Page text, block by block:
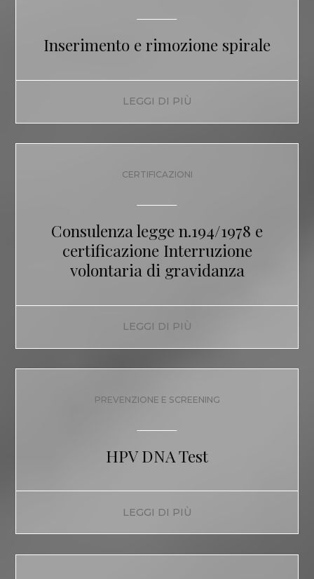
Inserimento e rimozione spirale
LEGGI DI PIÙ
CERTIFICAZIONI
Consulenza legge n.194/1978 e
certificazione Interruzione
volontaria di gravidanza
LEGGI DI PIÙ
PREVENZIONE E SCREENING
HPV DNA Test
LEGGI DI PIÙ